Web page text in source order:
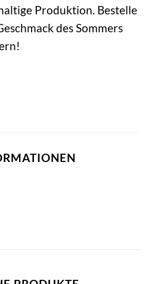
Produktion. Bestelle
des Sommers